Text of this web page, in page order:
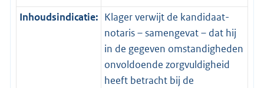
Inhoudsindicatie: Klager verwijt de kandidaat-
notaris – samengevat – dat hij
in de gegeven omstandigheden
onvoldoende zorgvuldigheid
heeft betracht bij de